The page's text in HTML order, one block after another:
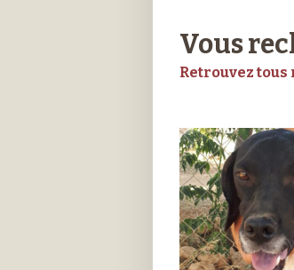
Vous
Retrouvez